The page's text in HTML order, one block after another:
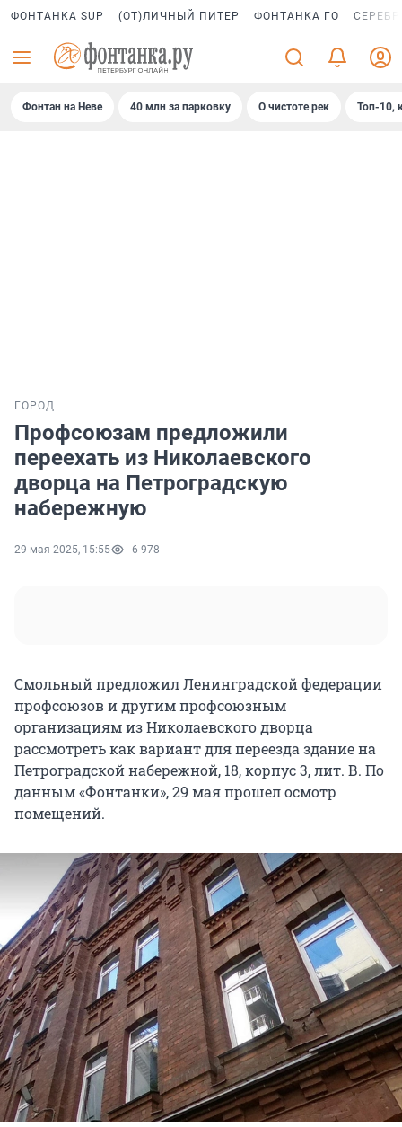
ФОНТАНКА SUP (ОТ)ЛИЧНЫЙ ПИТЕР ФОНТАНКА ГО
Фонтан на Неве 40 млн за парковку О чистоте рек Топ-10,
ГОРОД
Профсоюзам предложили
переехать из Николаевского
дворца на Петроградскую
набережную
29 мая 2025, 15:55 6 978
Смольный предложил Ленинградской федерации
профсоюзов и другим профсоюзным
организациям из Николаевского дворца
рассмотреть как вариант для переезда здание на
Петроградской набережной, 18, корпус 3, лит. В. По
данным «Фонтанки», 29 мая прошел осмотр
помещений.